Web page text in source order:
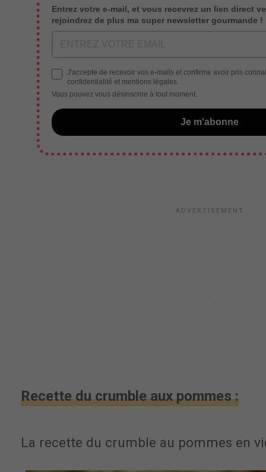
Entrez votre e-mail, et vous recevrez un lien direct
rejoindrez de plus ma super newsletter gourmande !
J'accepte de recevoir vos e-mails et confirme avoir pris
confidentialité et mentions légales.
Vous pouvez vous désinscrire à tout moment.
Je m'abonne
Recette du crumble aux pommes :
La recette du crumble au pommes en